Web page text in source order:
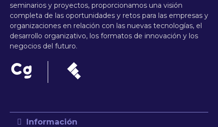
seminarios y proyectos, proporcionamos una visión
completa de las oportunidades y retos para las empresas y
organizaciones en relación con las nuevas tecnologías, el
desarrollo organizativo, los formatos de innovación y los
negocios del futuro.
Información